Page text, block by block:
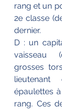
rang et un
2e classe
dernier.
D : un
vaisseau
grosses
épaulettes
rang. Ces